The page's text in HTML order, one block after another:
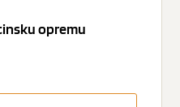
opremu